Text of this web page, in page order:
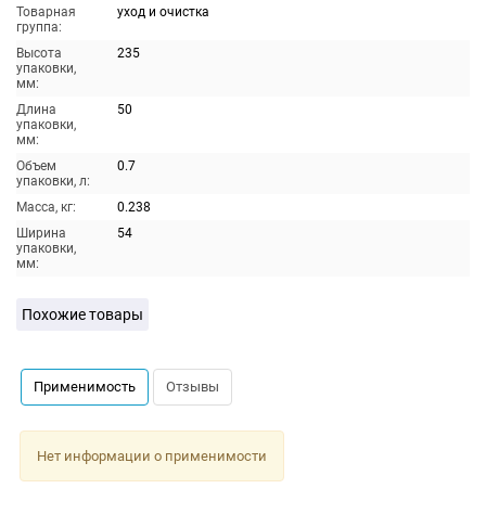
Товарная
группа:
уход и очистка
Высота
упаковки,
мм:
235
Длина
упаковки,
мм:
50
Объем
упаковки, л:
0.7
Масса, кг:
0.238
Ширина
упаковки,
мм:
54
Похожие товары
Применимость Отзывы
Нет информации о применимости